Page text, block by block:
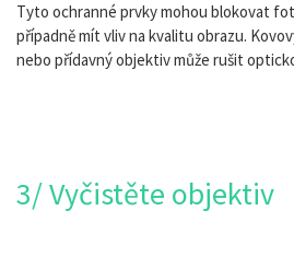
Tyto ochranné prvky mohou blokovat
případně mít vliv na kvalitu obrazu.
nebo přídavný objektiv může rušit
3/ Vyčistěte objektiv